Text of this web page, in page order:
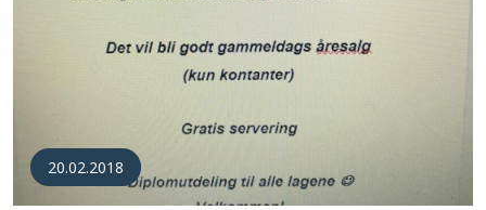
20.02.2018